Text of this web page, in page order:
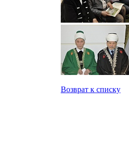
Возврат к списку